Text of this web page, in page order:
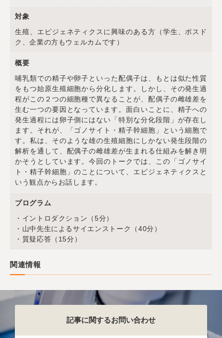
対象
生殖、エピジェネティクスに興味のある方（学生、ポスド
ク、企業の方もウェルカムです）
概要
哺乳類での精子や卵子といった配偶子は、もとは似た性質
をもつ始原生殖細胞から分化します。しかし、その発生過
程がこの２つの細胞種で異なることが、配偶子の雌雄差を
生む一つの要因となっています。面白いことに、精子への
発生過程には卵子側にはない「特別な分化段階」が存在し
ます。それが、「ゴノサイト・精子幹細胞」という細胞で
す。私は、そのような雄の生殖細胞にしかない発生段階の
解析を通して、配偶子の雌雄差が生まれる仕組みを解き明
かそうとしています。今回のトークでは、この「ゴノサイ
ト・精子幹細胞」のことについて、エピジェネティクスと
いう観点からお話します。
プログラム
・イントロダクション（5分）
・山中先生によるサイエンストーク（40分）
・質疑応答（15分）
関連情報
記事に関するお問い合わせ